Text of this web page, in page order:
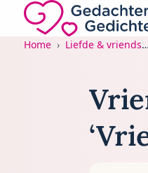
inhoud
Gedachten-
Home Liefde & vriendschap